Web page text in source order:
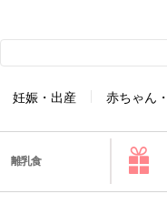
妊娠・出産 赤ちゃん
離乳食